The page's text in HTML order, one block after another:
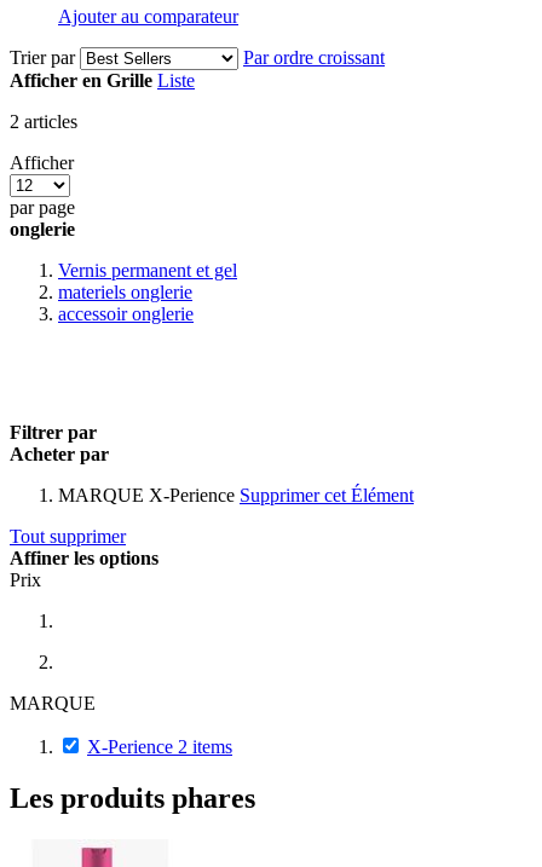
Ajouter au comparateur
Trier par
Par ordre croissant
Afficher en Grille Liste
2 articles
Afficher
par page
onglerie
Vernis permanent et gel
materiels onglerie
accessoir onglerie
Filtrer par
Acheter par
MARQUE X-Perience Supprimer cet Élément
Tout supprimer
Affiner les options
Prix
MARQUE
X-Perience 2 items
Les produits phares